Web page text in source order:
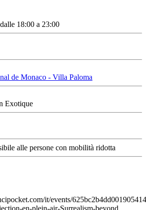
18:00 a 23:00
de Monaco - Villa Paloma
Exotique
alle persone con mobilità ridotta